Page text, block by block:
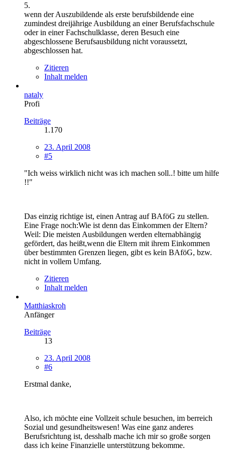
5.
wenn der Auszubildende als erste berufsbildende eine
zumindest dreijährige Ausbildung an einer Berufsfachschule
oder in einer Fachschulklasse, deren Besuch eine
abgeschlossene Berufsausbildung nicht voraussetzt,
abgeschlossen hat.
Zitieren
Inhalt melden
nataly
Profi
Beiträge
1.170
23. April 2008
#5
"Ich weiss wirklich nicht was ich machen soll..! bitte um hilfe
!!"
Das einzig richtige ist, einen Antrag auf BAföG zu stellen.
Eine Frage noch:Wie ist denn das Einkommen der Eltern?
Weil: Die meisten Ausbildungen werden elternabhängig
gefördert, das heißt,wenn die Eltern mit ihrem Einkommen
über bestimmten Grenzen liegen, gibt es kein BAföG, bzw.
nicht in vollem Umfang.
Zitieren
Inhalt melden
Matthiaskroh
Anfänger
Beiträge
13
23. April 2008
#6
Erstmal danke,
Also, ich möchte eine Vollzeit schule besuchen, im berreich
Sozial und gesundheitswesen! Was eine ganz anderes
Berufsrichtung ist, desshalb mache ich mir so große sorgen
dass ich keine Finanzielle unterstützung bekomme.